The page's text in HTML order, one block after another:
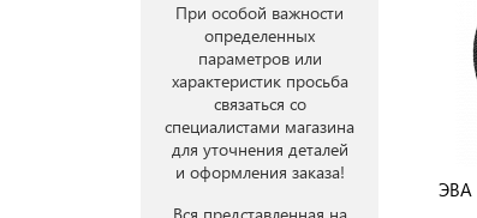
При особой важности
определенных
параметров или
характеристик просьба
связаться со
специалистами магазина
для уточнения деталей
и оформления заказа!
ЭВА